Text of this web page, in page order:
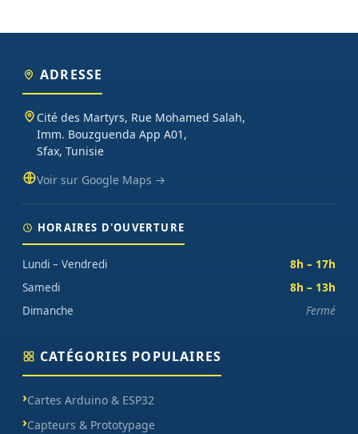
ADRESSE
Cité des Martyrs, Rue Mohamed Salah,
Imm. Bouzguenda App A01,
Sfax, Tunisie
Voir sur Google Maps →
HORAIRES D'OUVERTURE
Lundi – Vendredi
8h – 17h
Samedi
8h – 13h
Dimanche
Fermé
CATÉGORIES POPULAIRES
Cartes Arduino & ESP32
Capteurs & Prototypage